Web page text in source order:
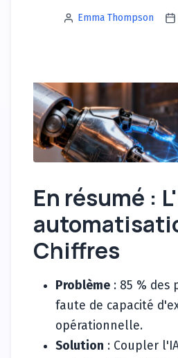
Emma Thompson
En résumé :
Chiffres
Problème : 85 % des
faute de capacité
opérationnelle.
Solution : Coupler